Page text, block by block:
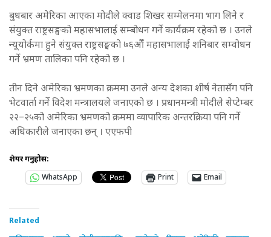
बुधबार अमेरिका आएका मोदीले क्वाड शिखर सम्मेलनमा भाग लिने र
संयुक्त राष्ट्रसङ्घको महासभालाई सम्बोधन गर्ने कार्यक्रम रहेको छ । उनले
न्यूयोर्कमा हुने संयुक्त राष्ट्रसङ्घको ७६औंँ महासभालाई शनिबार सम्वोधन
गर्ने भ्रमण तालिका पनि रहेको छ ।
तीन दिने अमेरिका भ्रमणका क्रममा उनले अन्य देशका शीर्ष नेतासँग पनि
भेटवार्ता गर्ने विदेश मन्त्रालयले जनाएको छ । प्रधानमन्त्री मोदीले सेप्टेम्बर
२२–२५को अमेरिका भ्रमणको क्रममा व्यापारिक अन्तरक्रिया पनि गर्ने
अधिकारीले जनाएका छन् । एएफपी
शेयर गर्नुहोस:
WhatsApp
Print Email
Related